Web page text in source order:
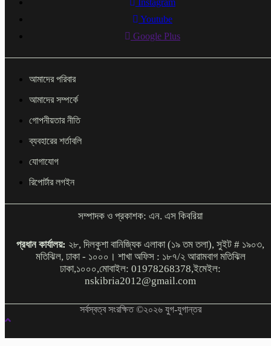
Instagram
Youtube
Google Plus
আমাদের পরিবার
আমাদের সম্পর্কে
গোপনীয়তার নীতি
ব্যবহারের শর্তাবলি
যোগাযোগ
রিপোর্টার লগইন
সম্পাদক ও প্রকাশক: এন. এস কিবরিয়া
প্রধান কার্যালয়: ২৮, দিলকুশা বানিজ্যিক এলাকা (১৯ তম তলা), সুইট # ১৯০৩,
মতিঝিল, ঢাকা - ১০০০। শাখা অফিস : ১৮৭/২ আরামবাগ মতিঝিল
ঢাকা,১০০০,মোবাইল: 01978268378,ইমেইল:
nskibria2012@gmail.com
সর্বস্বত্ব সংরক্ষিত ©২০২৬ যুগ-যুগান্তর